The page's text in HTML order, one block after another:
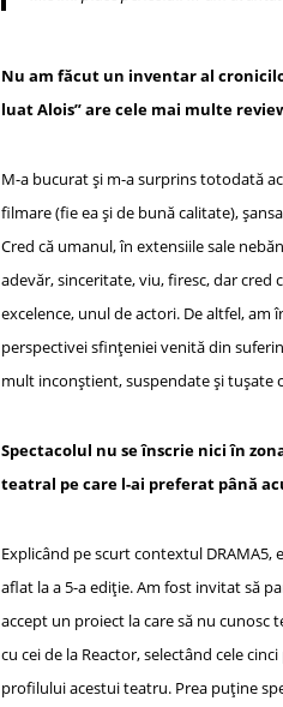
s
A
p
p
e
o
o
k
e
n
e gl
e
Cl
a
ss
r
o
o
m
Nu am făcut un inventar al
luat Alois” are cele mai multe
M-a bucurat și m-a surprins totodată
filmare (fie ea și de bună calitate),
Cred că umanul, în extensiile sale
adevăr, sinceritate, viu, firesc, dar
excelence, unul de actori. De altfel,
perspectivei sfințeniei venită din
mult inconștient, suspendate și tușate
Spectacolul nu se înscrie nici în
teatral pe care l-ai preferat până
Explicând pe scurt contextul
aflat la a 5-a ediție. Am fost invitat să
accept un proiect la care să nu
cu cei de la Reactor, selectând cele
profilului acestui teatru. Prea puține